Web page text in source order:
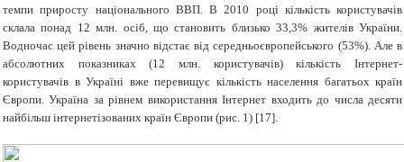
темпи приросту національного ВВП. В 2010 році кількість користувачів
склала понад 12 млн. осіб, що становить близько 33,3% жителів України.
Водночас цей рівень значно відстає від середньоєвропейського (53%). Але в
абсолютних показниках (12 млн. користувачів) кількість Інтернет-
користувачів в Україні вже перевищує кількість населення багатьох країн
Європи. Україна за рівнем використання Інтернет входить до числа десяти
найбільш інтернетізованих країн Європи (рис. 1) [17].